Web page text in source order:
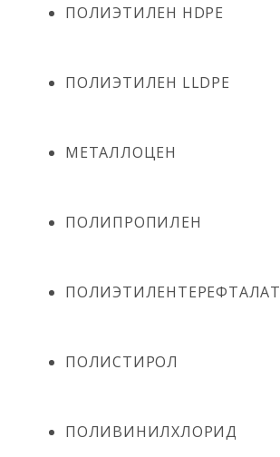
ПОЛИЭТИЛЕН HDPE
ПОЛИЭТИЛЕН LLDPE
МЕТАЛЛОЦЕН
ПОЛИПРОПИЛЕН
ПОЛИЭТИЛЕНТЕРЕФТАЛАТ
ПОЛИСТИРОЛ
ПОЛИВИНИЛХЛОРИД